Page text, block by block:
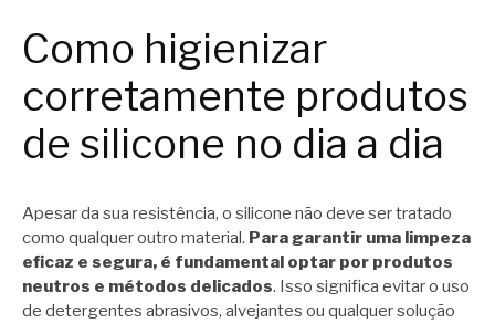
Como higienizar
corretamente produtos
de silicone no dia a dia
Apesar da sua resistência, o silicone não deve ser tratado
como qualquer outro material. Para garantir uma limpeza
eficaz e segura, é fundamental optar por produtos
neutros e métodos delicados. Isso significa evitar o uso
de detergentes abrasivos, alvejantes ou qualquer solução